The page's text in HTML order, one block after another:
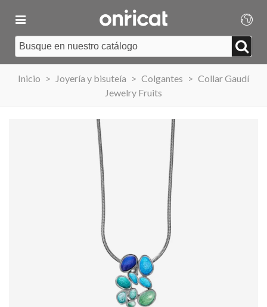
Inicio > Joyería y bisuteía > Colgantes > Collar Gaudí
Jewelry Fruits
conmemorativa Gaudí 2026